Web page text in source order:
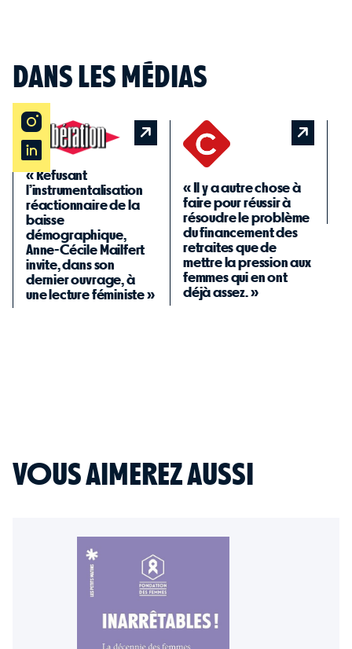
DANS LES MÉDIAS
« Refusant
l’instrumentalisation
réactionnaire de la
baisse
démographique,
Anne-Cécile Mailfert
invite, dans son
dernier ouvrage, à
une lecture féministe »
« Il y a autre chose à
faire pour réussir à
résoudre le problème
du financement des
retraites que de
mettre la pression aux
femmes qui en ont
déjà assez. »
VOUS AIMEREZ AUSSI